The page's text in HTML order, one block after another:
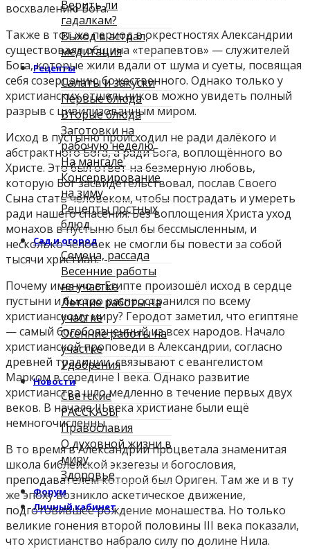
Верить ли
гадалкам?
Выход в астрал,
медитация
Рецепты
Салаты и закуски
Первые блюда
Вторые блюда
Заготовки на
рабочую неделю
На мангале
Консервирование
на зиму
Рецепты постных
блюд
Сад и огород
Семена, рассада
Весенние работы
на участке
Летние работы на
участке
Осенние работы на
участке
Удобрения
Новости
Светские
РАССКАЗЫ
Православия
О духовной жизни в
миру
Здоровье
Форум
Личный кабинет
восхвалению Бога.
Также в тот же период в окрестностях Александрии
существовала община «терапевтов» — служителей
Бога, которые жили вдали от шума и суеты, посвящая
себя созерцанию божественного. Однако только у
христианских отшельников можно увидеть полный
разрыв с цивилизованным миром.
Исход в пустыню происходил не ради далёкого и
абстрактного Бога, а ради Бога, воплощённого во
Христе. Это был ответ на безмерную любовь,
которую Бог засвидетельствовал, послав Своего
Сына стать человеком, чтобы пострадать и умереть
ради нашего спасения. Без воплощения Христа уход
монахов в пустыню был бы бессмысленным, и
несколько человек не смогли бы повести за собой
тысячи христиан.
Почему именно в Египте произошёл исход в сердце
пустыни и быстро распространился по всему
христианскому миру? Геродот заметил, что египтяне
— самый богобоязненный из всех народов. Начало
христианской проповеди в Александрии, согласно
древней традиции, связывают с евангелистом
Марком в середине I века. Однако развитие
христианства шло медленно в течение первых двух
веков. В начале III века христиане были ещё
немногочисленны.
В то время в Александрии процветала знаменитая
школа библейской экзегезы и богословия,
преподавателем которой был Ориген. Там же и в ту
же эпоху возникло аскетическое движение,
подготовившее рождение монашества. Но только
великие гонения второй половины III века показали,
что христианство набрало силу по долине Нила.